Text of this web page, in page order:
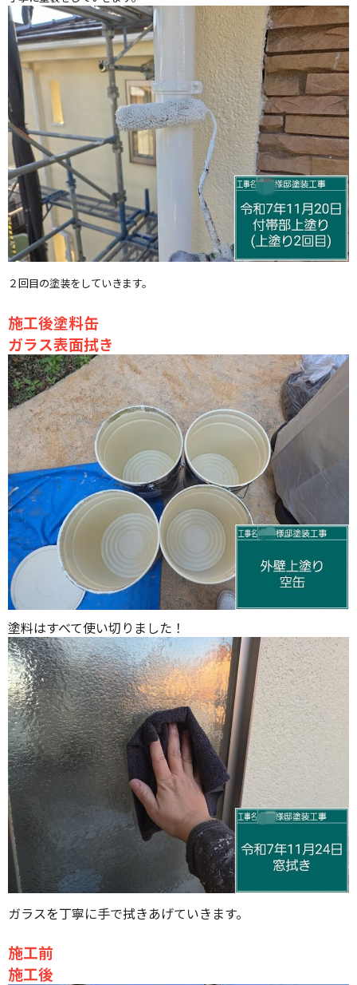
２回目の塗装をしていきます。
施工後塗料缶
ガラス表面拭き
塗料はすべて使い切りました！
ガラスを丁寧に手で拭きあげていきます。
施工前
施工後